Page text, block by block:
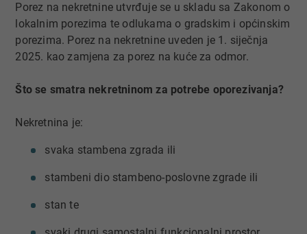
Porez na nekretnine utvrđuje se u skladu sa Zakonom o
lokalnim porezima te odlukama o gradskim i općinskim
porezima. Porez na nekretnine uveden je 1. siječnja
2025. kao zamjena za porez na kuće za odmor.
Što se smatra nekretninom za potrebe oporezivanja?
Nekretnina je:
svaka stambena zgrada ili
stambeni dio stambeno-poslovne zgrade ili
stan te